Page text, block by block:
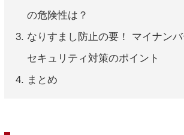
の危険性は？
なりすまし防止の要！ マイナン
セキュリティ対策のポイント
まとめ